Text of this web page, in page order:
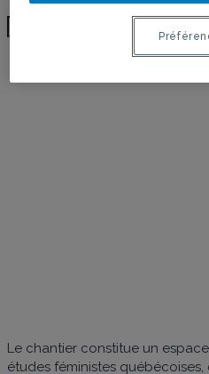
Le chantier constitue un
études féministes québécoises,